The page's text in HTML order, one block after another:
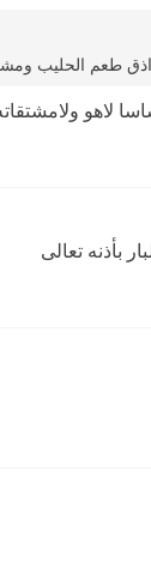
طعم الحليب
لاهو
بأذنه تعالى